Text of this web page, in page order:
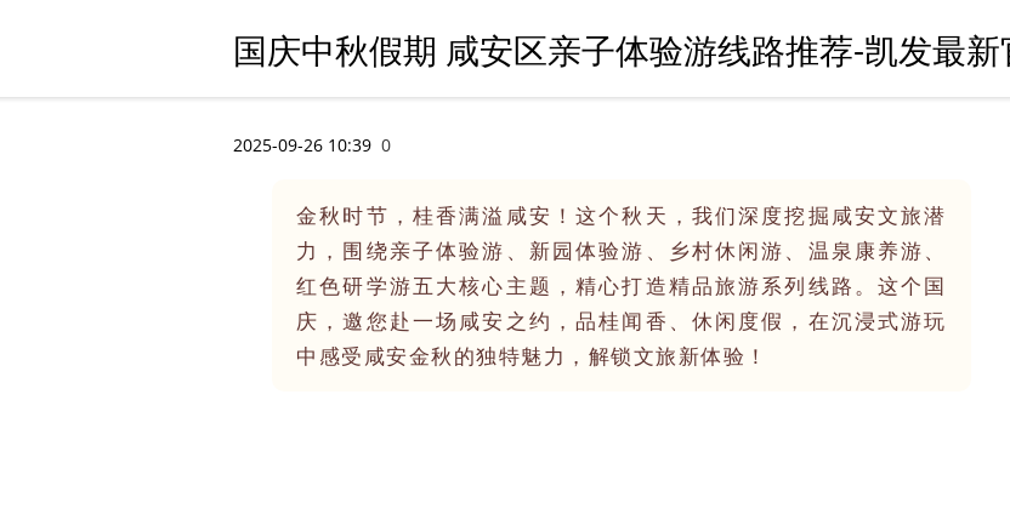
国庆中秋假期 咸安区亲子体验游线路推荐-凯发最
2025-09-26 10:39 0
金秋时节，桂香满溢咸安！这个秋天，我们深度挖掘咸安文旅潜
力，围绕亲子体验游、新园体验游、乡村休闲游、温泉康养游、
红色研学游五大核心主题，精心打造精品旅游系列线路。这个国
庆，邀您赴一场咸安之约，品桂闻香、休闲度假，在沉浸式游玩
中感受咸安金秋的独特魅力，解锁文旅新体验！